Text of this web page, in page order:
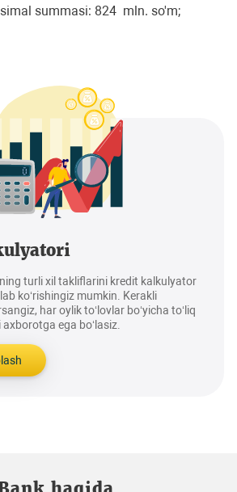
summasi: 824 mln. so'm;
turli xil takliflarini kredit kalkulyator
ko‘rishingiz mumkin. Kerakli
har oylik to‘lovlar bo‘yicha to‘liq
ega bo‘lasiz.